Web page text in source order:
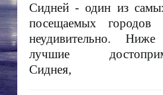
Сидней - один из
посещаемых
неудивительно. Ниже
лучшие
Сиднея,